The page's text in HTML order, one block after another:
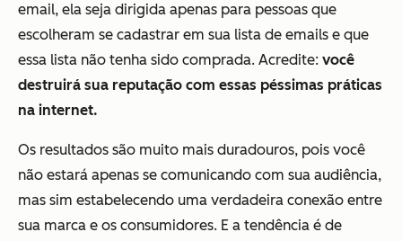
email, ela seja dirigida apenas para pessoas que
escolheram se cadastrar em sua lista de emails e que
essa lista não tenha sido comprada. Acredite: você
destruirá sua reputação com essas péssimas práticas
na internet.
Os resultados são muito mais duradouros, pois você
não estará apenas se comunicando com sua audiência,
mas sim estabelecendo uma verdadeira conexão entre
sua marca e os consumidores. E a tendência é de